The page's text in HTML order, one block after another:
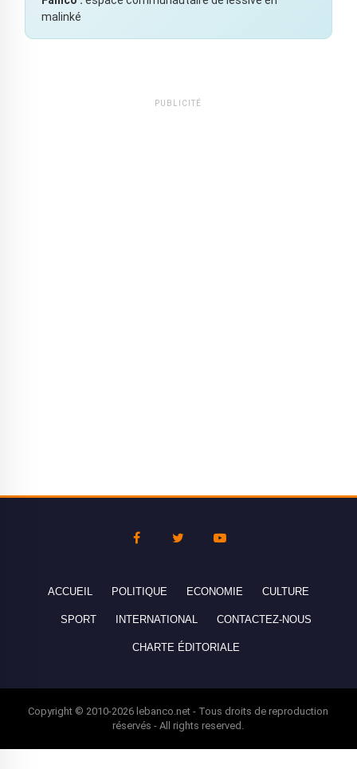
malinké
PUBLICITÉ
ACCUEIL POLITIQUE ECONOMIE CULTURE
SPORT INTERNATIONAL CONTACTEZ-NOUS
CHARTE ÉDITORIALE
Copyright © 2010-2026 lebanco.net - Tous droits de reproduction
réservés - All rights reserved.